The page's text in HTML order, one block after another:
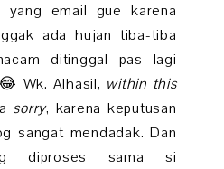
yang email gue karena
ada hujan tiba-tiba
ditinggal pas lagi
Wk. Alhasil, within this
sorry, karena keputusan
sangat mendadak. Dan
diproses sama si